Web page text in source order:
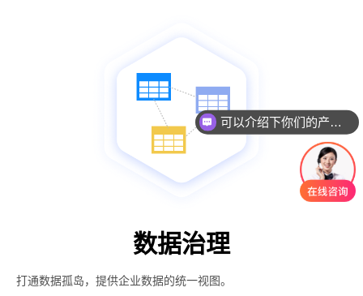
数据治理
打通数据孤岛，提供企业数据的统一视图。
可以介绍下你们的产品么